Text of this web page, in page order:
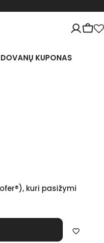
DOVANŲ KUPONAS
kuri pasižymi
Mg